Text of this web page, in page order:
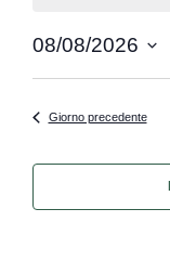
08/08/2026
la
Giorno precedente